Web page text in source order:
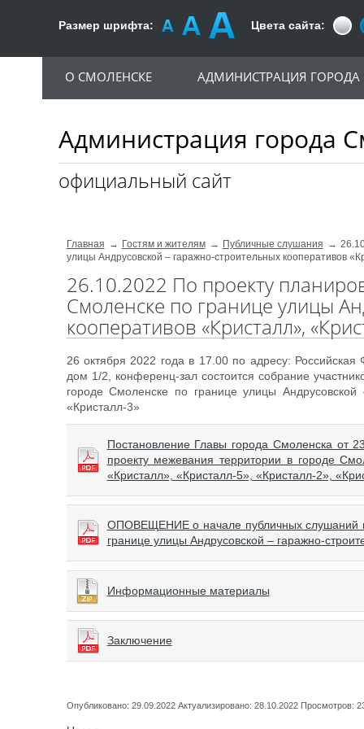
Размер шрифта: Цвета сайта:
Администрация города
официальный сайт
О СМОЛЕНСКЕ АДМИНИСТРАЦИЯ ГОРОДА
Главная Гостям и жителям Публичные слушания
улицы Андрусовской – гаражно-строительных кооперативов
26.10.2022 По проекту
Смоленске по границе улицы
кооперативов «Кристалл»,
26 октября 2022 года в 17.00 по адресу:
дом 1/2, конференц-зал состоится собрание
городе Смоленске по границе улицы Андрусовской
«Кристалл-3»
Постановление Главы города Смоленска от
проекту межевания территории в городе
«Кристалл», «Кристалл-5», «Кристалл-2»,
ОПОВЕЩЕНИЕ о начале публичных слушаний
границе улицы Андрусовской – гаражно-
Информационные материалы
Заключение
Опубликовано: 29.09.2022 Актуализировано: 28.10.2022 Просмотров: